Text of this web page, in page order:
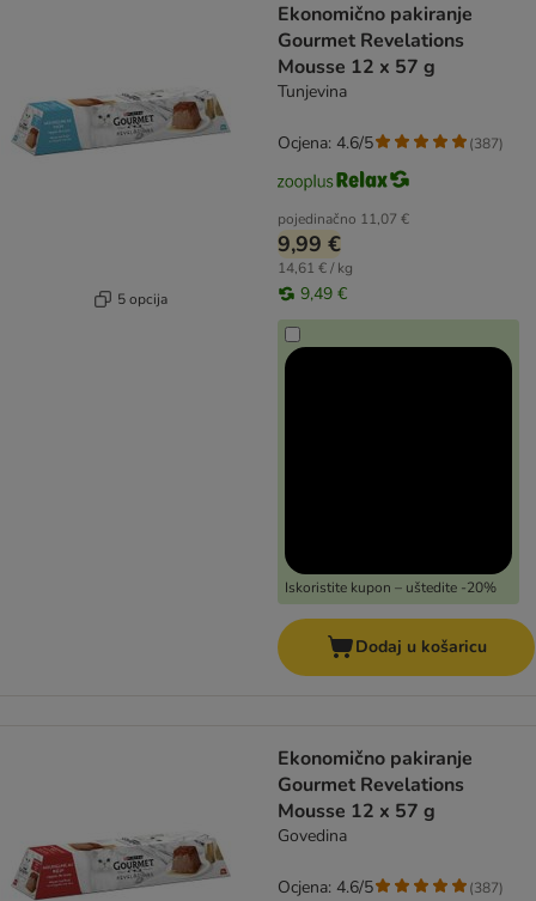
5 opcija
Ekonomično pakiranje
Gourmet Revelations
Mousse 12 x 57 g
Tunjevina
pojedinačno 11,07 €
9,99 €
14,61 € / kg
9,49 €
Iskoristite kupon – uštedite -20%
Ocjena: 4.6/5 (387)
Dodaj u košaricu
Ekonomično pakiranje
Gourmet Revelations
Mousse 12 x 57 g
Govedina
Ocjena: 4.6/5 (387)